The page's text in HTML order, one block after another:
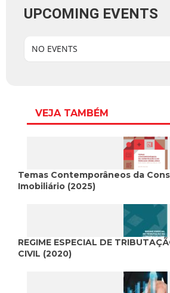
UPCOMING EVENTS
NO EVENTS
VEJA TAMBÉM
Temas Contemporâneos da
Imobiliário (2025)
REGIME ESPECIAL DE
CIVIL (2020)